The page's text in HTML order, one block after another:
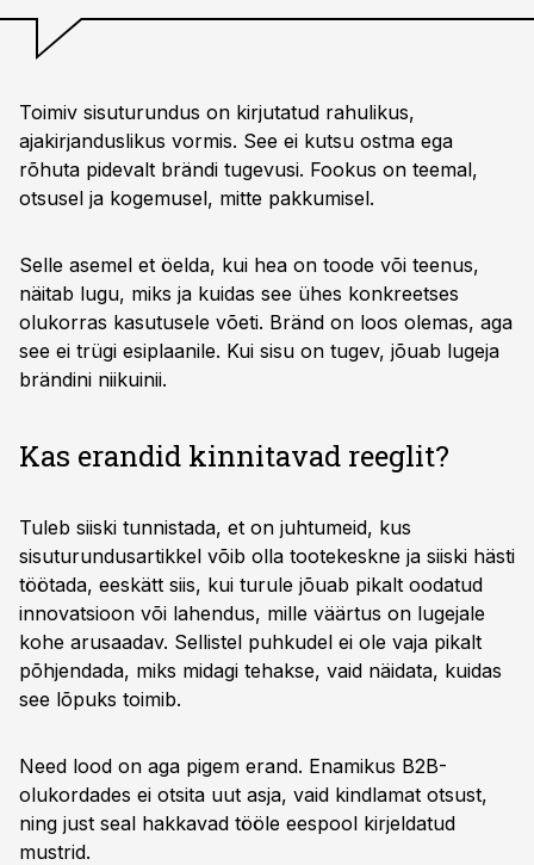
Toimiv sisuturundus on kirjutatud rahulikus,
ajakirjanduslikus vormis. See ei kutsu ostma ega
rõhuta pidevalt brändi tugevusi. Fookus on teemal,
otsusel ja kogemusel, mitte pakkumisel.
Selle asemel et öelda, kui hea on toode või teenus,
näitab lugu, miks ja kuidas see ühes konkreetses
olukorras kasutusele võeti. Bränd on loos olemas, aga
see ei trügi esiplaanile. Kui sisu on tugev, jõuab lugeja
brändini niikuinii.
Kas erandid kinnitavad reeglit?
Tuleb siiski tunnistada, et on juhtumeid, kus
sisuturundusartikkel võib olla tootekeskne ja siiski hästi
töötada, eeskätt siis, kui turule jõuab pikalt oodatud
innovatsioon või lahendus, mille väärtus on lugejale
kohe arusaadav. Sellistel puhkudel ei ole vaja pikalt
põhjendada, miks midagi tehakse, vaid näidata, kuidas
see lõpuks toimib.
Need lood on aga pigem erand. Enamikus B2B-
olukordades ei otsita uut asja, vaid kindlamat otsust,
ning just seal hakkavad tööle eespool kirjeldatud
mustrid.